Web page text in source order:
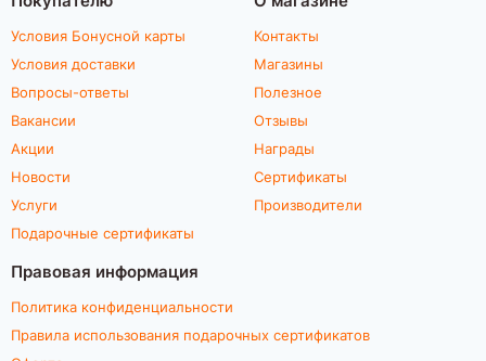
Условия Бонусной карты
Условия доставки
Вопросы-ответы
Вакансии
Акции
Новости
Услуги
Подарочные сертификаты
Контакты
Магазины
Полезное
Отзывы
Награды
Сертификаты
Производители
Правовая информация
Политика конфиденциальности
Правила использования подарочных сертификатов